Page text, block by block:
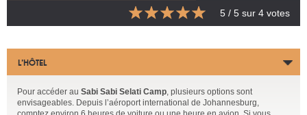
5 / 5 sur 4 votes
L’HÔTEL
Pour accéder au Sabi Sabi Selati Camp, plusieurs options sont
envisageables. Depuis l’aéroport international de Johannesburg,